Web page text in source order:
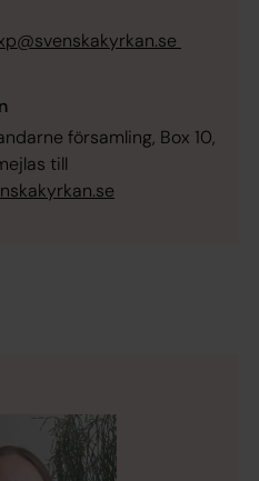
församling, Box 10,
till